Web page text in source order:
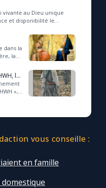
vivante au Dieu unique
et disponibilité le
dans la
la
les
»,
vous conseille :
en famille
domestique